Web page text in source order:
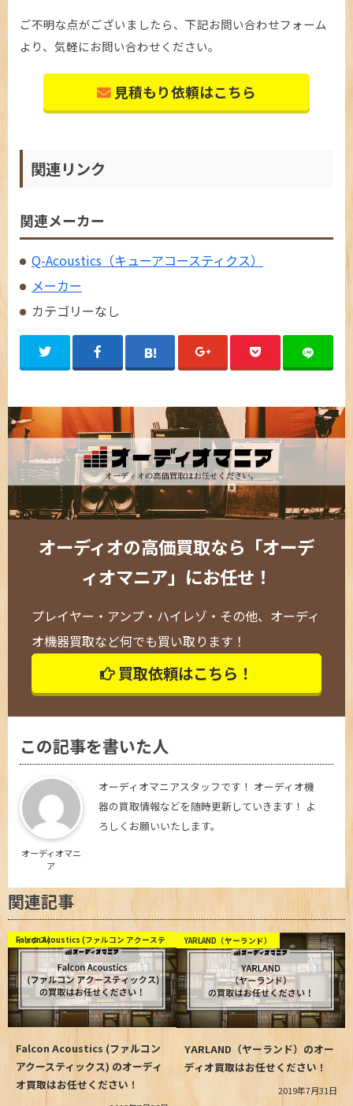
ご不明な点がございましたら、下記お問い合わせフォーム
より、気軽にお問い合わせください。
見積もり依頼はこちら
関連リンク
関連メーカー
Q-Acoustics（キューアコースティクス）
メーカー
カテゴリーなし
オーディオの高価買取なら「オーデ
ィオマニア」にお任せ！
プレイヤー・アンプ・ハイレゾ・その他、オーディ
オ機器買取など何でも買い取ります！
買取依頼はこちら！
この記事を書いた人
オーディオマニ
ア
オーディオマニアスタッフです！ オーディオ機
器の買取情報などを随時更新していきます！ よ
ろしくお願いいたします。
関連記事
Falcon Acoustics (ファルコン アクースティックス)
Falcon Acoustics (ファルコン
アクースティックス) のオーディ
オ買取はお任せください！
YARLAND（ヤーランド）
YARLAND（ヤーランド）のオー
ディオ買取はお任せください！
2019年7月31日